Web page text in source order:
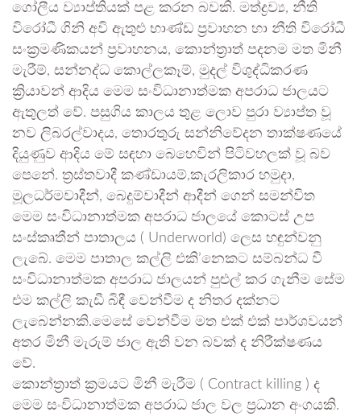
ගෝලීය ව්‍යාප්තියක් පළ කරන බවකි. මත්ද්‍රව්‍ය, නීති
විරෝධී ගිනි අවි ඇතුළු භාණ්ඩ ප්‍රවාහන හා නීති විරෝධී
සංක්‍රමණිකයන් ප්‍රවාහනය, කොන්ත්‍රාත් පදනම මත මිනී
මැරීම්, සන්නද්ධ කොල්ලකෑම්, මුදල් විශුද්ධිකරණ
ක්‍රියාවන් ආදිය මෙම සංවිධානාත්මක අපරාධ ජාලයට
ඇතුලත් වේ. පසුගිය කාලය තුළ ලොව පුරා ව්‍යාප්ත වූ
නව ලිබරල්වාදය, තොරතුරු සන්නිවේදන තාක්ෂණයේ
දියුණුව ආදිය මේ සඳහා බෙහෙවින් පිටිවහලක් වූ බව
පෙනේ. ත්‍රස්තවාදී කණ්ඩායම්,කැරලිකාර හමුදා,
මූලධර්මවාදීන්, බෙදුම්වාදීන් ආදීන් ගෙන් සමන්විත
මෙම සංවිධානාත්මක අපරාධ ජාලයේ කොටස් උප
සංස්කෘතීන් පාතාලය ( Underworld) ලෙස හඳුන්වනු
ලැබේ. මෙම පාතාල කල්ලි එකි’නෙකට සම්බන්ධ වී
සංවිධානාත්මක අපරාධ ජාලයන් පුළුල් කර ගැනීම සේම
එම කල්ලි කැඩී බිඳී වෙන්වීම ද නිතර දක්නට
ලැබෙන්නකි.මෙසේ වෙන්වීම මත එක් එක් පාර්ශවයන්
අතර මිනී මැරුම් ජාල ඇති වන බවක් ද නිරීක්ෂණය
වේ.
කොන්ත්‍රාත් ක්‍රමයට මිනී මැරීම ( Contract killing ) ද
මෙම සංවිධානාත්මක අපරාධ ජාල වල ප්‍රධාන අංගයකි.